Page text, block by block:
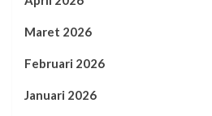
Maret 2026
Februari 2026
Januari 2026